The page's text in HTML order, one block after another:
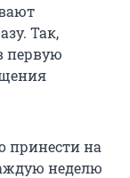
Так,
первую
принести на
неделю